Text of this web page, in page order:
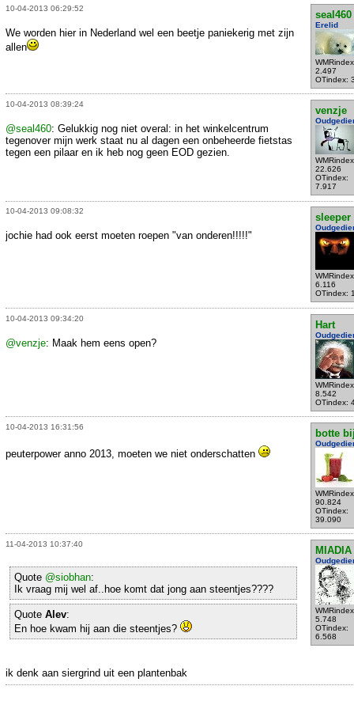
10-04-2013 06:29:52
seal460
Erelid
2.497
OTindex:
We worden hier in Nederland wel een beetje paniekerig met zijn
allen
10-04-2013 08:39:24
venzje
22.626
OTindex:
7.917
@seal460: Gelukkig nog niet overal: in het winkelcentrum
tegenover mijn werk staat nu al dagen een onbeheerde fietstas
tegen een pilaar en ik heb nog geen EOD gezien.
10-04-2013 09:08:32
sleeper
6.116
OTindex:
jochie had ook eerst moeten roepen "van onderen!!!!!"
10-04-2013 09:34:20
Hart
8.542
OTindex:
@venzje: Maak hem eens open?
10-04-2013 16:31:56
botte
90.824
OTindex:
39.090
peuterpower anno 2013, moeten we niet onderschatten
11-04-2013 10:37:40
MIADIA
5.748
OTindex:
6.568
Quote @siobhan:
Ik vraag mij wel af..hoe komt dat jong aan steentjes????
Quote Alev:
En hoe kwam hij aan die steentjes?
ik denk aan siergrind uit een plantenbak